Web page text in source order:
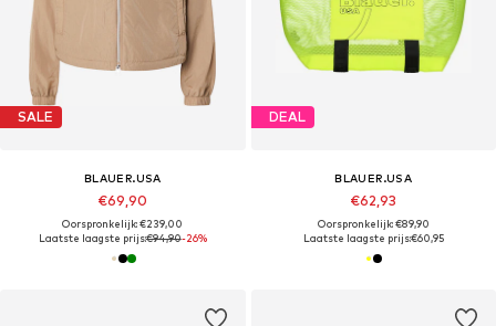
SALE
BLAUER.USA
€69,90
Oorspronkelijk: €239,00
Laatste laagste prijs:€94,90-26%
DEAL
BLAUER.USA
€62,93
Oorspronkelijk: €89,90
Laatste laagste prijs:€60,95